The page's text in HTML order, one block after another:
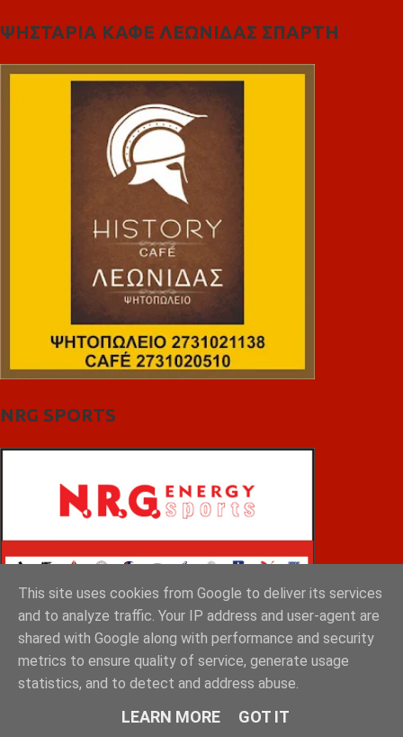
ΨΗΣΤΑΡΙΑ ΚΑΦΕ ΛΕΩΝΙΔΑΣ ΣΠΑΡΤΗ
NRG SPORTS
This site uses cookies from Google to deliver its services
and to analyze traffic. Your IP address and user-agent are
shared with Google along with performance and security
metrics to ensure quality of service, generate usage
statistics, and to detect and address abuse.
LEARN MORE GOT IT